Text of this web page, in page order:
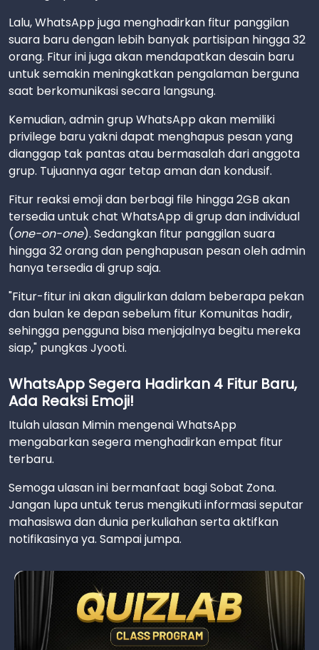
Lalu, WhatsApp juga menghadirkan fitur panggilan
suara baru dengan lebih banyak partisipan hingga 32
orang. Fitur ini juga akan mendapatkan desain baru
untuk semakin meningkatkan pengalaman berguna
saat berkomunikasi secara langsung.
Kemudian, admin grup WhatsApp akan memiliki
privilege baru yakni dapat menghapus pesan yang
dianggap tak pantas atau bermasalah dari anggota
grup. Tujuannya agar tetap aman dan kondusif.
Fitur reaksi emoji dan berbagi file hingga 2GB akan
tersedia untuk chat WhatsApp di grup dan individual
(one-on-one). Sedangkan fitur panggilan suara
hingga 32 orang dan penghapusan pesan oleh admin
hanya tersedia di grup saja.
"Fitur-fitur ini akan digulirkan dalam beberapa pekan
dan bulan ke depan sebelum fitur Komunitas hadir,
sehingga pengguna bisa menjajalnya begitu mereka
siap," pungkas Jyooti.
WhatsApp Segera Hadirkan 4 Fitur Baru,
Ada Reaksi Emoji!
Itulah ulasan Mimin mengenai WhatsApp
mengabarkan segera menghadirkan empat fitur
terbaru.
Semoga ulasan ini bermanfaat bagi Sobat Zona.
Jangan lupa untuk terus mengikuti informasi seputar
mahasiswa dan dunia perkuliahan serta aktifkan
notifikasinya ya. Sampai jumpa.